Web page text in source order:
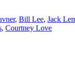
, Bill Lee, Jack
, Courtney Love